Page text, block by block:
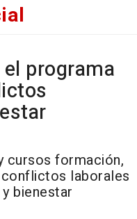
programa
cursos formación,
laborales
bienestar